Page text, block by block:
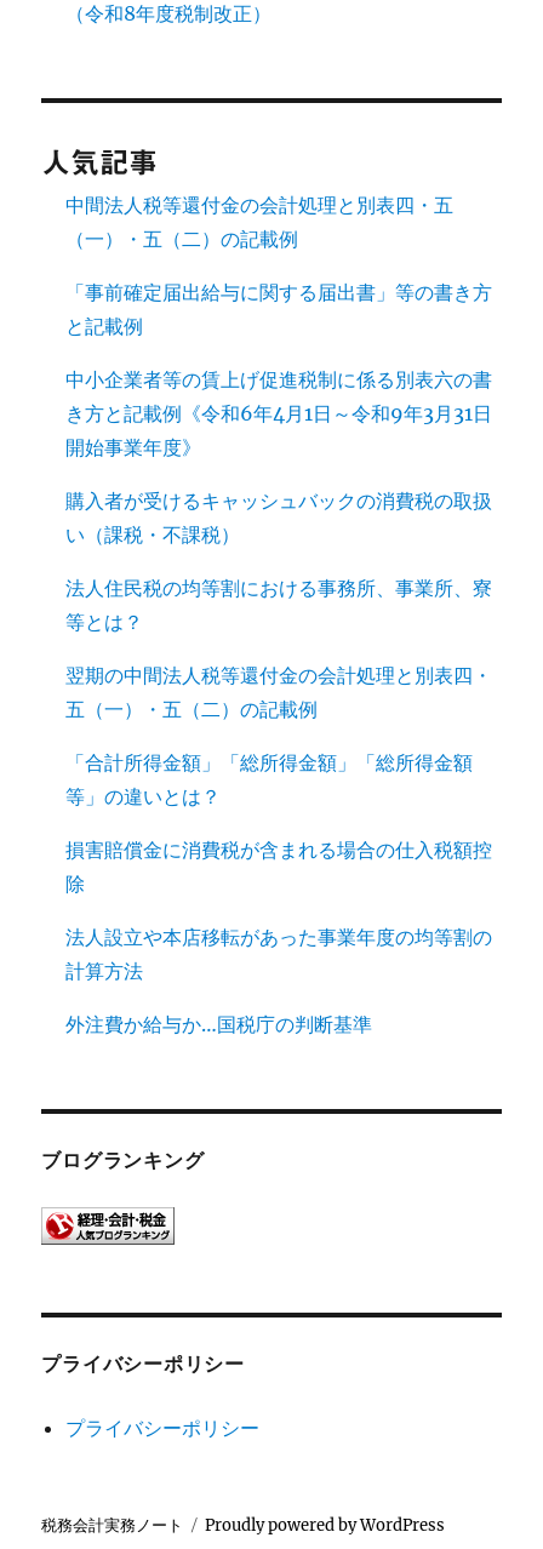
（令和8年度税制改正）
人気記事
中間法人税等還付金の会計処理と別表四・五
（一）・五（二）の記載例
「事前確定届出給与に関する届出書」等の書き方
と記載例
中小企業者等の賃上げ促進税制に係る別表六の書
き方と記載例《令和6年4月1日～令和9年3月31日
開始事業年度》
購入者が受けるキャッシュバックの消費税の取扱
い（課税・不課税）
法人住民税の均等割における事務所、事業所、寮
等とは？
翌期の中間法人税等還付金の会計処理と別表四・
五（一）・五（二）の記載例
「合計所得金額」「総所得金額」「総所得金額
等」の違いとは？
損害賠償金に消費税が含まれる場合の仕入税額控
除
法人設立や本店移転があった事業年度の均等割の
計算方法
外注費か給与か…国税庁の判断基準
ブログランキング
プライバシーポリシー
プライバシーポリシー
税務会計実務ノート Proudly powered by WordPress